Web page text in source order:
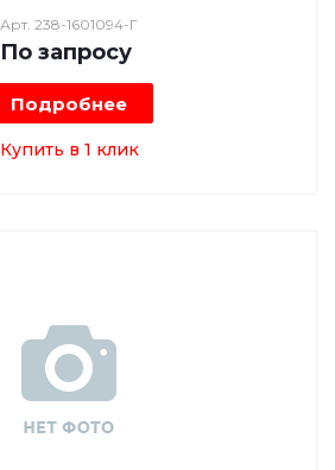
Арт. 238-1601094-Г
По запросу
Подробнее
Купить в 1 клик